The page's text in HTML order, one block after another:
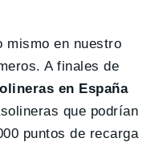
mismo en nuestro
A finales de
en España
que podrían
puntos de recarga